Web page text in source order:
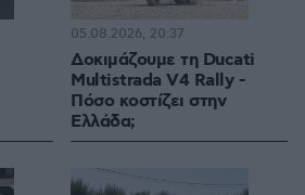
Δοκιμάζουμε τη Ducati
Multistrada V4 Rally -
Πόσο κοστίζει στην
Ελλάδα;
05.08.2026, 20:37